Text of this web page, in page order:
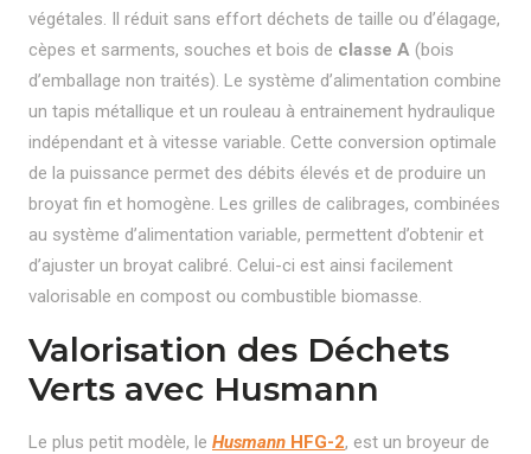
végétales. Il réduit sans effort déchets de taille ou d’élagage,
cèpes et sarments, souches et bois de classe A (bois
d’emballage non traités). Le système d’alimentation combine
un tapis métallique et un rouleau à entrainement hydraulique
indépendant et à vitesse variable. Cette conversion optimale
de la puissance permet des débits élevés et de produire un
broyat fin et homogène. Les grilles de calibrages, combinées
au système d’alimentation variable, permettent d’obtenir et
d’ajuster un broyat calibré. Celui-ci est ainsi facilement
valorisable en compost ou combustible biomasse.
Valorisation des Déchets
Verts avec Husmann
Le plus petit modèle, le Husmann HFG-2, est un broyeur de